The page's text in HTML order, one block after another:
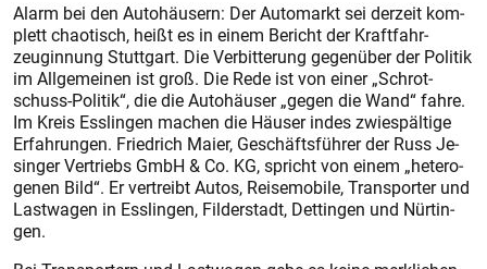
Alarm bei den Au­to­häu­sern: Der Au­to­markt sei der­zeit kom­
plett chao­tisch, hei­ßt es in ei­nem Be­richt der Kraft­fahr­
zeugin­nung Stutt­gart. Die Ver­bit­te­rung ge­gen­über der Po­li­tik
im All­ge­mei­nen ist groß. Die Re­de ist von ei­ner „Schrot­
schuss-Po­li­tik“, die die Au­to­häu­ser „ge­gen die Wand“ fah­re.
Im Kreis Ess­lin­gen ma­chen die Häu­ser in­des zwie­späl­ti­ge
Er­fah­run­gen. Fried­rich Mai­er, Ge­schäfts­füh­rer der Russ Je­
sin­ger Ver­triebs GmbH & Co. KG, spricht von ei­nem „he­te­ro­
ge­nen Bild“. Er ver­treibt Au­tos, Rei­se­mo­bi­le, Trans­por­ter und
Last­wa­gen in Ess­lin­gen, Fil­der­stadt, Det­tin­gen und Nür­tin­
gen.